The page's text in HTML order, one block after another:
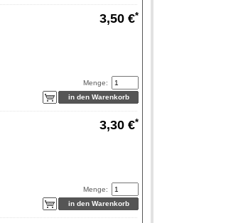
3,50 €*
Menge:
3,30 €*
Menge: